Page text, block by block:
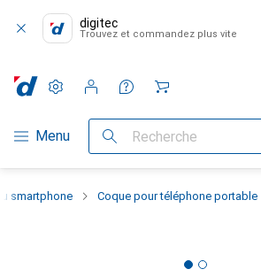
digitec
Trouvez et commandez plus vite
Navigation par catégorie
Menu Recherche
Paramètres
Compte client
Listes de comparaison
Listes d'envies
Panier
smartphone Coque pour téléphone portable